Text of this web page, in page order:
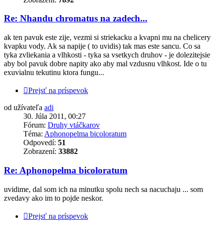
Re: Nhandu chromatus na zadech...
ak ten pavuk este zije, vezmi si striekacku a kvapni mu na chelicery
kvapku vody. Ak sa napije ( to uvidis) tak mas este sancu. Co sa
tyka zvliekania a vlhkosti - tyka sa vsetkych druhov - je dolezitejsie
aby bol pavuk dobre napity ako aby mal vzdusnu vlhkost. Ide o tu
exuvialnu tekutinu ktora fungu...
Prejsť na príspevok
od užívateľa adi
30. Júla 2011, 00:27
Fórum: Druhy vtáčkarov
Téma: Aphonopelma bicoloratum
Odpovedí: 51
Zobrazení: 33882
Re: Aphonopelma bicoloratum
uvidime, dal som ich na minutku spolu nech sa nacuchaju ... som
zvedavy ako im to pojde neskor.
Prejsť na príspevok